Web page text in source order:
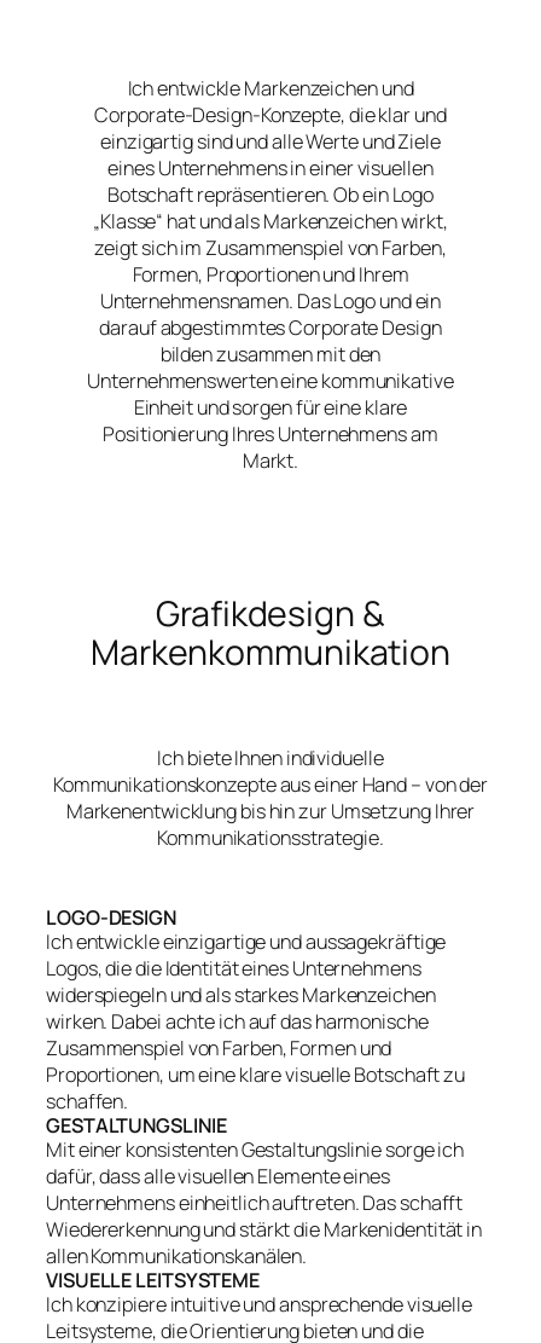
Ich entwickle Markenzeichen und
Corporate-Design-Konzepte, die klar und
einzigartig sind und alle Werte und Ziele
eines Unternehmens in einer visuellen
Botschaft repräsentieren. Ob ein Logo
„Klasse“ hat und als Markenzeichen wirkt,
zeigt sich im Zusammenspiel von Farben,
Formen, Proportionen und Ihrem
Unternehmensnamen. Das Logo und ein
darauf abgestimmtes Corporate Design
bilden zusammen mit den
Unternehmenswerten eine kommunikative
Einheit und sorgen für eine klare
Positionierung Ihres Unternehmens am
Markt.
Grafikdesign &
Markenkommunikation
Ich biete Ihnen individuelle
Kommunikationskonzepte aus einer Hand – von der
Markenentwicklung bis hin zur Umsetzung Ihrer
Kommunikationsstrategie.
LOGO-DESIGN
Ich entwickle einzigartige und aussagekräftige
Logos, die die Identität eines Unternehmens
widerspiegeln und als starkes Markenzeichen
wirken. Dabei achte ich auf das harmonische
Zusammenspiel von Farben, Formen und
Proportionen, um eine klare visuelle Botschaft zu
schaffen.
GESTALTUNGSLINIE
Mit einer konsistenten Gestaltungslinie sorge ich
dafür, dass alle visuellen Elemente eines
Unternehmens einheitlich auftreten. Das schafft
Wiedererkennung und stärkt die Markenidentität in
allen Kommunikationskanälen.
VISUELLE LEITSYSTEME
Ich konzipiere intuitive und ansprechende visuelle
Leitsysteme, die Orientierung bieten und die